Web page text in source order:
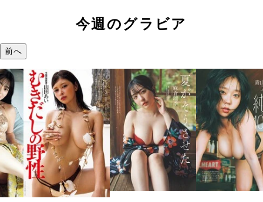
今週のグラビア
前へ
溝端 葵『も
つの、あおい
で。』
2026年08月09日